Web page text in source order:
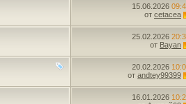
15.06.2026
от cetacea
25.02.2026
от Bayan
20.02.2026
от andtey99399
16.01.2026